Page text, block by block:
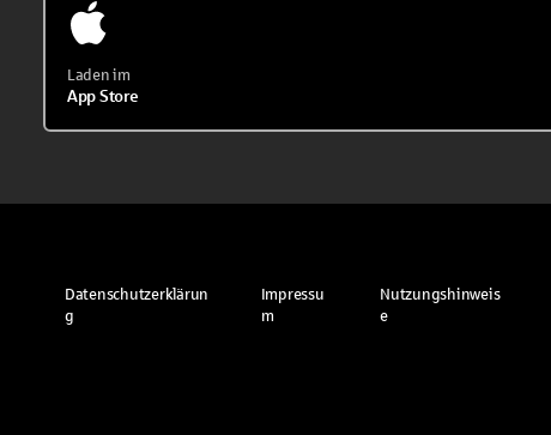
Laden im
App Store
Datenschutzerklärun
g
Impressu
m
Nutzungshinweis
e